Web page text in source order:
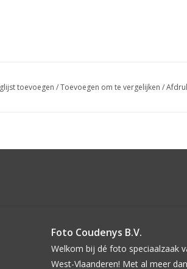
toevoegen /Toevoegen om te vergelijken /
Foto Coudenys B.V.
Welkom bij dé foto speciaalzaak
West-Vlaanderen! Met al meer